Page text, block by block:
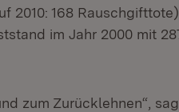
2010: 168
im Jahr 2000 mit
zum Zurücklehnen“,